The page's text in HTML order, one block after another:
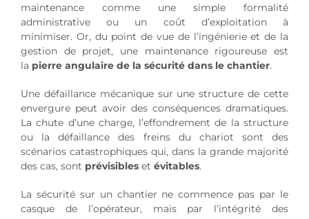
maintenance comme une simple formalité
administrative ou un coût d’exploitation à
minimiser. Or, du point de vue de l’ingénierie et de la
gestion de projet, une maintenance rigoureuse est
la pierre angulaire de la sécurité dans le chantier.
Une défaillance mécanique sur une structure de cette
envergure peut avoir des conséquences dramatiques.
La chute d’une charge, l’effondrement de la structure
ou la défaillance des freins du chariot sont des
scénarios catastrophiques qui, dans la grande majorité
des cas, sont prévisibles et évitables.
La sécurité sur un chantier ne commence pas par le
casque de l’opérateur, mais par l’intégrité des